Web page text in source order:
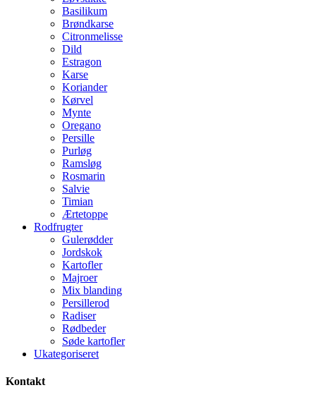
Basilikum
Brøndkarse
Citronmelisse
Dild
Estragon
Karse
Koriander
Kørvel
Mynte
Oregano
Persille
Purløg
Ramsløg
Rosmarin
Salvie
Timian
Ærtetoppe
Rodfrugter
Gulerødder
Jordskok
Kartofler
Majroer
Mix blanding
Persillerod
Radiser
Rødbeder
Søde kartofler
Ukategoriseret
Kontakt